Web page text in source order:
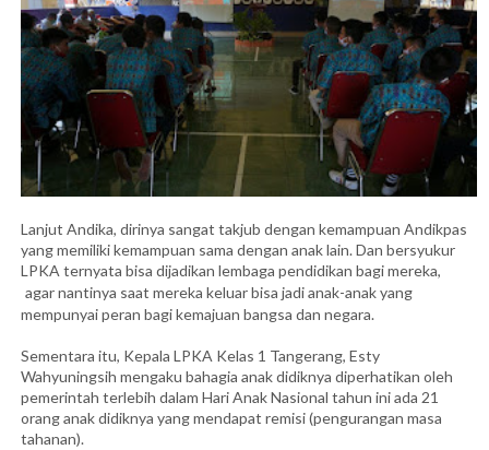
Lanjut Andika, dirinya sangat takjub dengan kemampuan Andikpas
yang memiliki kemampuan sama dengan anak lain. Dan bersyukur
LPKA ternyata bisa dijadikan lembaga pendidikan bagi mereka,
agar nantinya saat mereka keluar bisa jadi anak-anak yang
mempunyai peran bagi kemajuan bangsa dan negara.
Sementara itu, Kepala LPKA Kelas 1 Tangerang, Esty
Wahyuningsih mengaku bahagia anak didiknya diperhatikan oleh
pemerintah terlebih dalam Hari Anak Nasional tahun ini ada 21
orang anak didiknya yang mendapat remisi (pengurangan masa
tahanan).